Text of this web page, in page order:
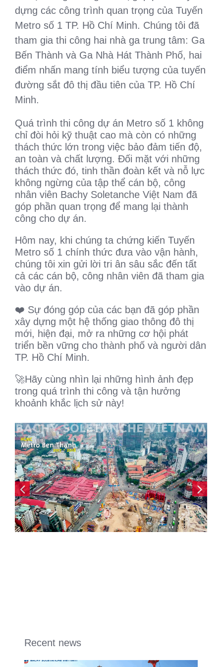
dựng các công trình quan trọng của Tuyến
Metro số 1 TP. Hồ Chí Minh. Chúng tôi đã
tham gia thi công hai nhà ga trung tâm: Ga
Bến Thành và Ga Nhà Hát Thành Phố, hai
điểm nhấn mang tính biểu tượng của tuyến
đường sắt đô thị đầu tiên của TP. Hồ Chí
Minh.
Quá trình thi công dự án Metro số 1 không
chỉ đòi hỏi kỹ thuật cao mà còn có những
thách thức lớn trong việc bảo đảm tiến độ,
an toàn và chất lượng. Đối mặt với những
thách thức đó, tinh thần đoàn kết và nỗ lực
không ngừng của tập thể cán bộ, công
nhân viên Bachy Soletanche Việt Nam đã
góp phần quan trọng để mang lại thành
công cho dự án.
Hôm nay, khi chúng ta chứng kiến Tuyến
Metro số 1 chính thức đưa vào vận hành,
chúng tôi xin gửi lời tri ân sâu sắc đến tất
cả các cán bộ, công nhân viên đã tham gia
vào dự án.
❤️ Sự đóng góp của các bạn đã góp phần
xây dựng một hệ thống giao thông đô thị
mới, hiện đại, mở ra những cơ hội phát
triển bền vững cho thành phố và người dân
TP. Hồ Chí Minh.
🚀Hãy cùng nhìn lại những hình ảnh đẹp
trong quá trình thi công và tận hưởng
khoảnh khắc lịch sử này!
Recent news